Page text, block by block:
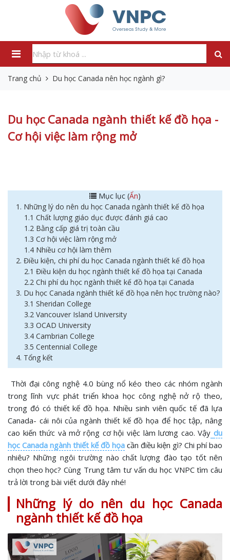
Trang chủ Du học Canada nên học ngành gì?
Du học Canada ngành thiết kế đồ họa -
Cơ hội việc làm rộng mở
Mục lục (Ẩn)
1. Những lý do nên du học Canada ngành thiết kế đồ họa
1.1 Chất lượng giáo dục được đánh giá cao
1.2 Bằng cấp giá trị toàn cầu
1.3 Cơ hội việc làm rộng mở
1.4 Nhiều cơ hội làm thêm
2. Điều kiện, chi phí du học Canada ngành thiết kế đồ họa
2.1 Điều kiện du học ngành thiết kế đồ họa tại Canada
2.2 Chi phí du học ngành thiết kế đồ họa tại Canada
3. Du học Canada ngành thiết kế đồ họa nên học trường nào?
3.1 Sheridan College
3.2 Vancouver Island University
3.3 OCAD University
3.4 Cambrian College
3.5 Centennial College
4. Tổng kết
Thời đại công nghệ 4.0 bùng nổ kéo theo các nhóm ngành
trong lĩnh vực phát triển khoa học công nghệ nở rộ theo,
trong đó có thiết kế đồ họa. Nhiều sinh viên quốc tế đã lựa
Canada- cái nôi của ngành thiết kế đồ họa để học tập, nâng
cao kiến thức và mở rộng cơ hội việc làm lương cao. Vậy du
học Canada ngành thiết kế đồ họa cần điều kiện gì? Chi phí bao
nhiêu? Những ngôi trường nào chất lượng đào tạo tốt nên
chọn theo học? Cùng Trung tâm tư vấn du học VNPC tìm câu
trả lời trong bài viết dưới đây nhé!
Những lý do nên du học Canada
ngành thiết kế đồ họa